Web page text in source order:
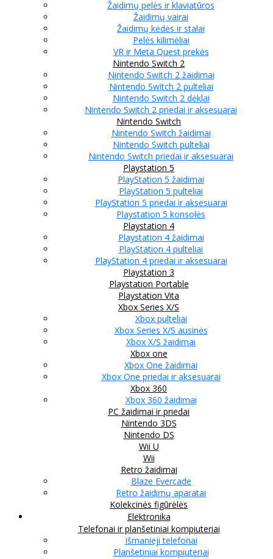
Žaidimų pelės ir klaviatūros
Žaidimų vairai
Žaidimų kėdės ir stalai
Pelės kilimėliai
VR ir Meta Quest prekės
Nintendo Switch 2
Nintendo Switch 2 žaidimai
Nintendo Switch 2 pulteliai
Nintendo Switch 2 dėklai
Nintendo Switch 2 priedai ir aksesuarai
Nintendo Switch
Nintendo Switch žaidimai
Nintendo Switch pulteliai
Nintendo Switch priedai ir aksesuarai
Playstation 5
PlayStation 5 žaidimai
PlayStation 5 pulteliai
PlayStation 5 priedai ir aksesuarai
Playstation 5 konsolės
Playstation 4
Playstation 4 žaidimai
PlayStation 4 pulteliai
PlayStation 4 priedai ir aksesuarai
Playstation 3
Playstation Portable
Playstation Vita
Xbox Series X/S
Xbox pulteliai
Xbox Series X/S ausinės
Xbox X/S žaidimai
Xbox one
Xbox One žaidimai
Xbox One priedai ir aksesuarai
Xbox 360
Xbox 360 žaidimai
PC žaidimai ir priedai
Nintendo 3DS
Nintendo DS
Wii U
Wii
Retro žaidimai
Blaze Evercade
Retro žaidimų aparatai
Kolekcinės figūrėlės
Elektronika
Telefonai ir planšetiniai kompiuteriai
Išmanieji telefonai
Planšetiniai kompiuteriai